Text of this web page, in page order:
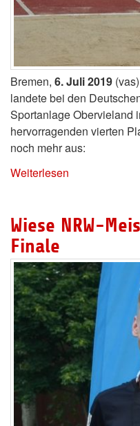
Bremen, 6. Juli 2019
landete bei den
Sportanlage Obervieland
hervorragenden vierten
noch mehr aus:
Weiterlesen
Wiese NRW-
Finale